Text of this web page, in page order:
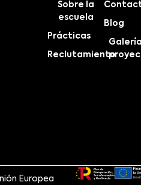
Sobre la
escuela
Prácticas
Reclutamiento
Blog
Europea